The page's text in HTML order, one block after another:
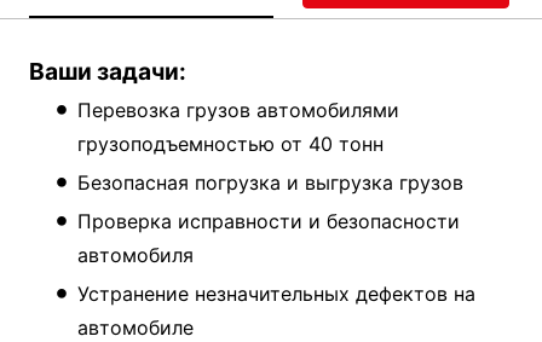
Ваши задачи:
Перевозка грузов автомобилями
грузоподъемностью от 40 тонн
Безопасная погрузка и выгрузка грузов
Проверка исправности и безопасности
автомобиля
Устранение незначительных дефектов на
автомобиле